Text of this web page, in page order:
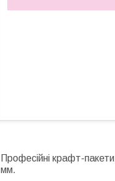
Професійні крафт-
мм.